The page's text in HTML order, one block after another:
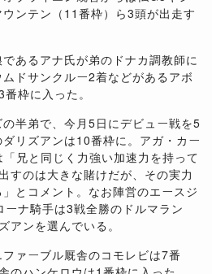
ンテン（11番枠）ら3頭が出走す
あるアナ氏が弟のドナカ調教師に
ドサンクルー2着などがあるアボ
枠に入った。
半弟で、今月5日にデビュー戦を5
リズアンは10番枠に。アガ・カー
兄と同じく力強い加速力を持って
すのは大きな賭けだが、その実力
とコメント。なお陣営のエースジ
ナ騎手は3戦全勝のドルマラン
アンを選んでいる。
ァーブル厩舎のコモレビは7番